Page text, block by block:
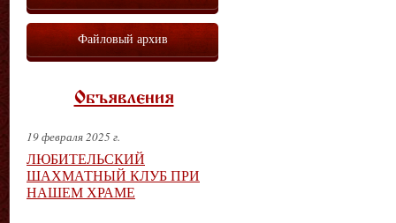
Файловый архив
Объявления
19 февраля 2025 г.
ЛЮБИТЕЛЬСКИЙ
ШАХМАТНЫЙ КЛУБ ПРИ
НАШЕМ ХРАМЕ